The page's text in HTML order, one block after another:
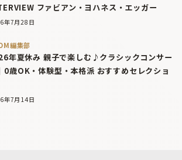
ファビアン・ヨハネス・エッガー
年7月28日
編集部
年夏休み 親子で楽しむ♪クラシックコンサー
0歳OK・体験型・本格派 おすすめセレクショ
年7月14日